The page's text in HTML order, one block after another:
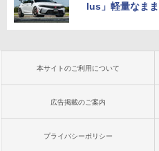
lus」軽量なま
本サイトのご利用について
広告掲載のご案内
プライバシーポリシー